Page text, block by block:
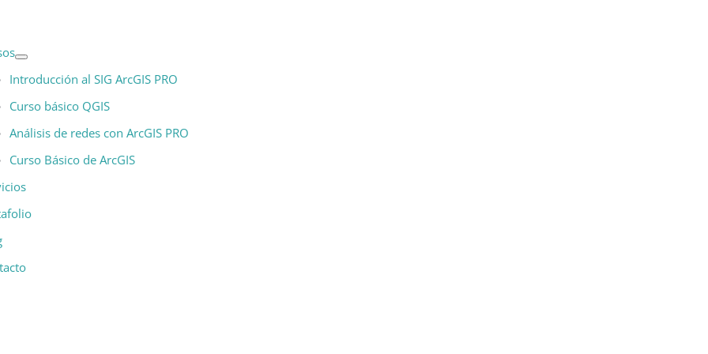
Introducción al SIG ArcGIS PRO
Curso básico QGIS
Análisis de redes con ArcGIS PRO
Curso Básico de ArcGIS